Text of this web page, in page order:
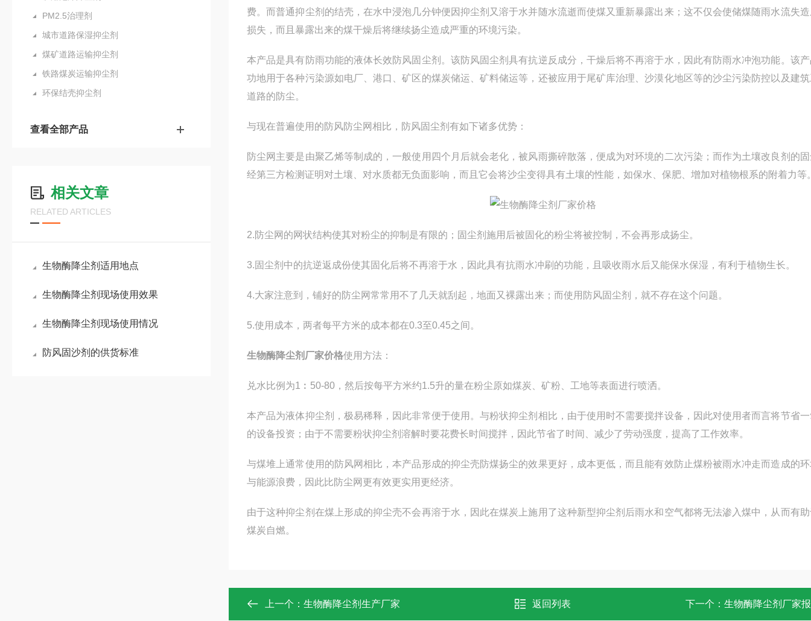
PM2.5治理剂
城市道路保湿抑尘剂
煤矿道路运输抑尘剂
铁路煤炭运输抑尘剂
环保结壳抑尘剂
查看全部产品
相关文章
RELATED ARTICLES
生物酶降尘剂适用地点
生物酶降尘剂现场使用效果
生物酶降尘剂现场使用情况
防风固沙剂的供货标准
费。而普通抑尘剂的结壳，在水中浸泡几分钟便因抑尘剂又溶于水并随水流逝而使煤又重新暴露出来；这不仅会使储煤随雨水流失
损失，而且暴露出来的煤干燥后将继续扬尘造成严重的环境污染。
本产品是具有防雨功能的液体长效防风固尘剂。该防风固尘剂具有抗逆反成分，干燥后将不再溶于水，因此有防雨水冲泡功能。该
功地用于各种污染源如电厂、港口、矿区的煤炭储运、矿料储运等，还被应用于尾矿库治理、沙漠化地区等的沙尘污染防控以及建
道路的防尘。
与现在普遍使用的防风防尘网相比，防风固尘剂有如下诸多优势：
防尘网主要是由聚乙烯等制成的，一般使用四个月后就会老化，被风雨撕碎散落，便成为对环境的二次污染；而作为土壤改良剂的
经第三方检测证明对土壤、对水质都无负面影响，而且它会将沙尘变得具有土壤的性能，如保水、保肥、增加对植物根系的附着力等
2.防尘网的网状结构使其对粉尘的抑制是有限的；固尘剂施用后被固化的粉尘将被控制，不会再形成扬尘。
3.固尘剂中的抗逆返成份使其固化后将不再溶于水，因此具有抗雨水冲刷的功能，且吸收雨水后又能保水保湿，有利于植物生长。
4.大家注意到，铺好的防尘网常常用不了几天就刮起，地面又裸露出来；而使用防风固尘剂，就不存在这个问题。
5.使用成本，两者每平方米的成本都在0.3至0.45之间。
生物酶降尘剂厂家价格使用方法：
兑水比例为1︰50-80，然后按每平方米约1.5升的量在粉尘原如煤炭、矿粉、工地等表面进行喷洒。
本产品为液体抑尘剂，极易稀释，因此非常便于使用。与粉状抑尘剂相比，由于使用时不需要搅拌设备，因此对使用者而言将节省
的设备投资；由于不需要粉状抑尘剂溶解时要花费长时间搅拌，因此节省了时间、减少了劳动强度，提高了工作效率。
与煤堆上通常使用的防风网相比，本产品形成的抑尘壳防煤扬尘的效果更好，成本更低，而且能有效防止煤粉被雨水冲走而造成的
与能源浪费，因此比防尘网更有效更实用更经济。
由于这种抑尘剂在煤上形成的抑尘壳不会再溶于水，因此在煤炭上施用了这种新型抑尘剂后雨水和空气都将无法渗入煤中，从而有
煤炭自燃。
上一个： 生物酶降尘剂生产厂家 返回列表 下一个： 生物酶降尘剂厂家